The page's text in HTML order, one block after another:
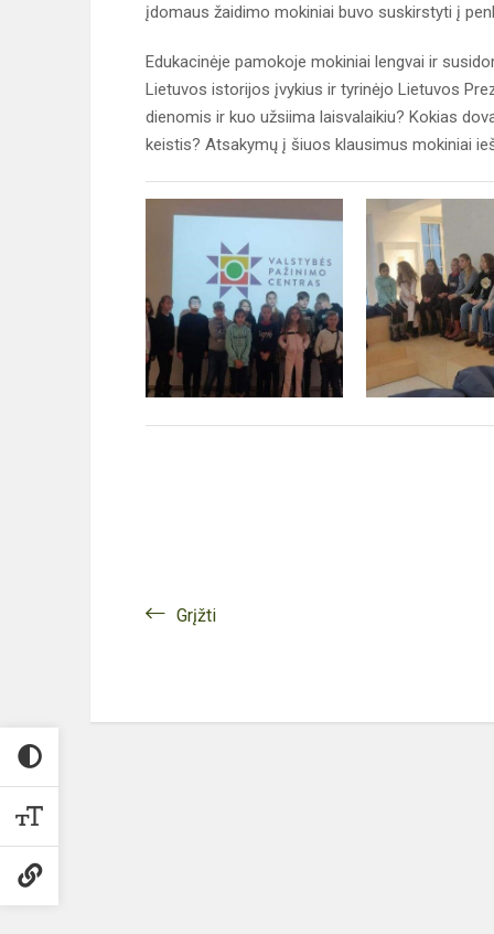
įdomaus žaidimo mokiniai buvo suskirstyti į
Edukacinėje pamokoje mokiniai lengvai ir
Lietuvos istorijos įvykius ir tyrinėjo Lietuvos
dienomis ir kuo užsiima laisvalaikiu? Kokias
keistis? Atsakymų į šiuos klausimus mokiniai
Grįžti